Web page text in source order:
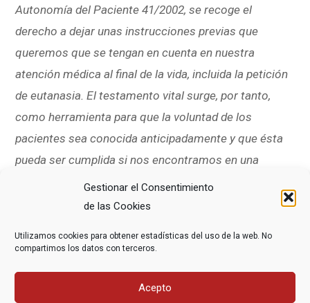
Gestionar el Consentimiento
de las Cookies
Utilizamos cookies para obtener estadísticas del uso de la web. No
compartimos los datos con terceros.
Acepto
Autonomía del Paciente 41/2002, se recoge el
derecho a dejar unas instrucciones previas que
queremos que se tengan en cuenta en nuestra
atención médica al final de la vida, incluida la petición
de eutanasia. El testamento vital surge, por tanto,
como herramienta para que la voluntad de los
pacientes sea conocida anticipadamente y que ésta
pueda ser cumplida si nos encontramos en una
situación en la que no podamos comunicarnos.
Activistas de DMD Madrid
y es necesaria laINSCRIPCIÓN PREVIA